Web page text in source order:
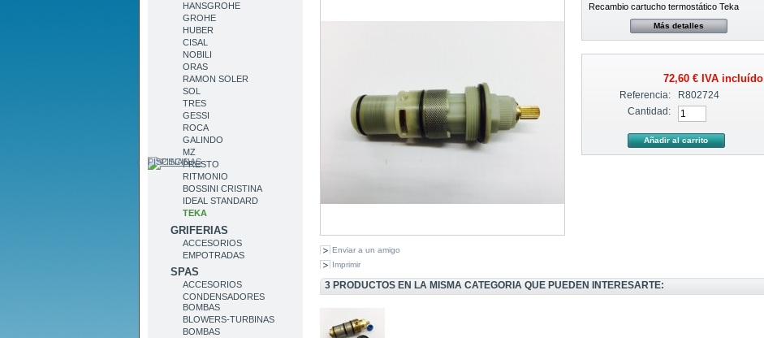
PISCINAS
HANSGROHE
GROHE
HUBER
CISAL
NOBILI
ORAS
RAMON SOLER
SOL
TRES
GESSI
ROCA
GALINDO
MZ
PRESTO
RITMONIO
BOSSINI CRISTINA
IDEAL STANDARD
TEKA
GRIFERIAS
ACCESORIOS
EMPOTRADAS
SPAS
ACCESORIOS
CONDENSADORES
BOMBAS
BLOWERS-TURBINAS
BOMBAS
Enviar a un amigo
Imprimir
Recambio cartucho termostático Teka
Más detalles
72,60 €IVA incluído
Referencia:
R802724
Cantidad:
3 PRODUCTOS EN LA MISMA CATEGORIA QUE PUEDEN INTERESARTE: